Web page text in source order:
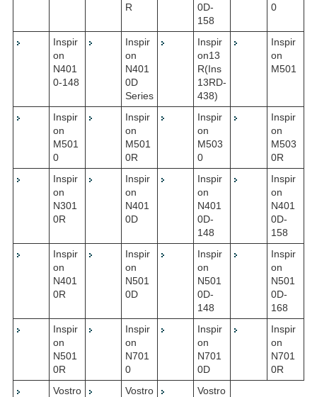
R
0D-
158
0
Inspir
on
N401
0-148
Inspir
on
N401
0D
Series
Inspir
on13
R(Ins
13RD-
438)
Inspir
on
M501
Inspir
on
M501
0
Inspir
on
M501
0R
Inspir
on
M503
0
Inspir
on
M503
0R
Inspir
on
N301
0R
Inspir
on
N401
0D
Inspir
on
N401
0D-
148
Inspir
on
N401
0D-
158
Inspir
on
N401
0R
Inspir
on
N501
0D
Inspir
on
N501
0D-
148
Inspir
on
N501
0D-
168
Inspir
on
N501
0R
Inspir
on
N701
0
Inspir
on
N701
0D
Inspir
on
N701
0R
Vostro
Vostro
Vostro